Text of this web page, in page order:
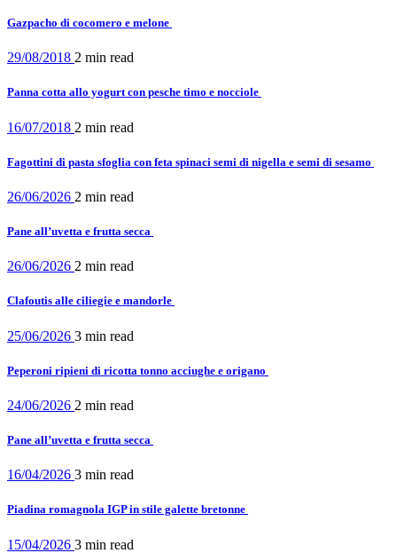
Gazpacho di cocomero e melone
29/08/2018 2 min read
Panna cotta allo yogurt con pesche timo e nocciole
16/07/2018 2 min read
Fagottini di pasta sfoglia con feta spinaci semi di nigella e semi di sesamo
26/06/2026 2 min read
Pane all’uvetta e frutta secca
26/06/2026 2 min read
Clafoutis alle ciliegie e mandorle
25/06/2026 3 min read
Peperoni ripieni di ricotta tonno acciughe e origano
24/06/2026 2 min read
Pane all’uvetta e frutta secca
16/04/2026 3 min read
Piadina romagnola IGP in stile galette bretonne
15/04/2026 3 min read